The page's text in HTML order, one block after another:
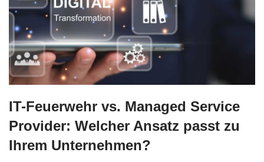
IT-Feuerwehr vs. Managed Service
Provider: Welcher Ansatz passt zu
Ihrem Unternehmen?